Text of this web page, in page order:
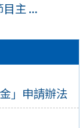
」申請辦法
主 ...